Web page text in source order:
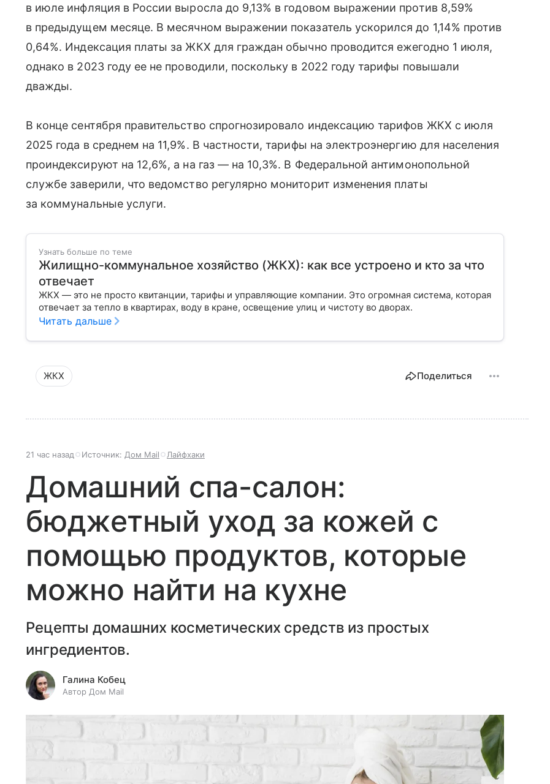
в июле инфляция в России выросла до 9,13% в годовом выражении против 8,59%
в предыдущем месяце. В месячном выражении показатель ускорился до 1,14% против
0,64%. Индексация платы за ЖКХ для граждан обычно проводится ежегодно 1 июля,
однако в 2023 году ее не проводили, поскольку в 2022 году тарифы повышали
дважды.
В конце сентября правительство спрогнозировало индексацию тарифов ЖКХ с июля
2025 года в среднем на 11,9%. В частности, тарифы на электроэнергию для населения
проиндексируют на 12,6%, а на газ — на 10,3%. В Федеральной антимонопольной
службе заверили, что ведомство регулярно мониторит изменения платы
за коммунальные услуги.
Узнать больше по теме
Жилищно-коммунальное хозяйство (ЖКХ): как все устроено и кто за что
отвечает
ЖКХ — это не просто квитанции, тарифы и управляющие компании. Это огромная система, которая
отвечает за тепло в квартирах, воду в кране, освещение улиц и чистоту во дворах.
Читать дальше
ЖКХ Поделиться
21 час назад Источник: Дом Mail Лайфхаки
Домашний спа-салон:
бюджетный уход за кожей с
помощью продуктов, которые
можно найти на кухне
Рецепты домашних косметических средств из простых
ингредиентов.
Галина Кобец
Автор Дом Mail